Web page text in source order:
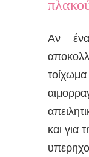
Αν
και για